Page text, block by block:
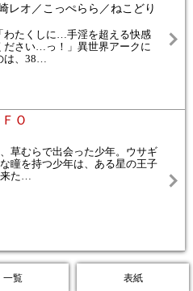
レオ／こっぺらら／ねこどり
わたくしに…手淫を超える快感
さい…っ！」異世界アークに
は、38…
Ｏ
草むらで出会った少年。ウサギ
瞳を持つ少年は、ある星の王子
た…
一覧 表紙